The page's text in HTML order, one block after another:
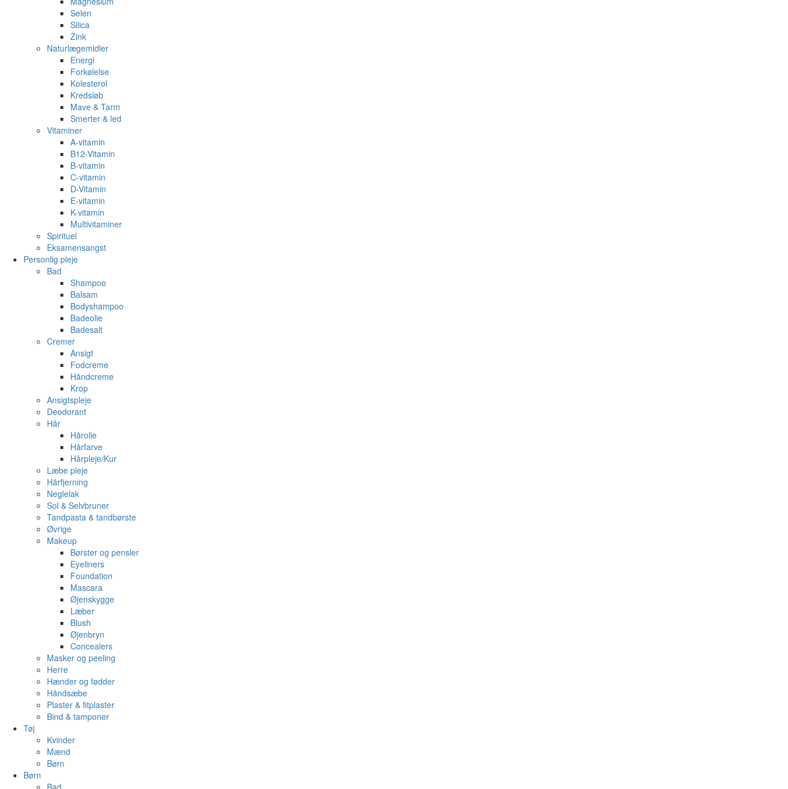
Selen
Silica
Zink
Naturlægemidler
Energi
Forkølelse
Kolesterol
Kredsløb
Mave & Tarm
Smerter & led
Vitaminer
A-vitamin
B12-Vitamin
B-vitamin
C-vitamin
D-Vitamin
E-vitamin
K-vitamin
Multivitaminer
Spirituel
Eksamensangst
Personlig pleje
Bad
Shampoo
Balsam
Bodyshampoo
Badeolie
Badesalt
Cremer
Ansigt
Fodcreme
Håndcreme
Krop
Ansigtspleje
Deodorant
Hår
Hårolie
Hårfarve
Hårpleje/Kur
Læbe pleje
Hårfjerning
Neglelak
Sol & Selvbruner
Tandpasta & tandbørste
Øvrige
Makeup
Børster og pensler
Eyeliners
Foundation
Mascara
Øjenskygge
Læber
Blush
Øjenbryn
Concealers
Masker og peeling
Herre
Hænder og fødder
Håndsæbe
Plaster & fitplaster
Bind & tamponer
Tøj
Kvinder
Mænd
Børn
Børn
Bad